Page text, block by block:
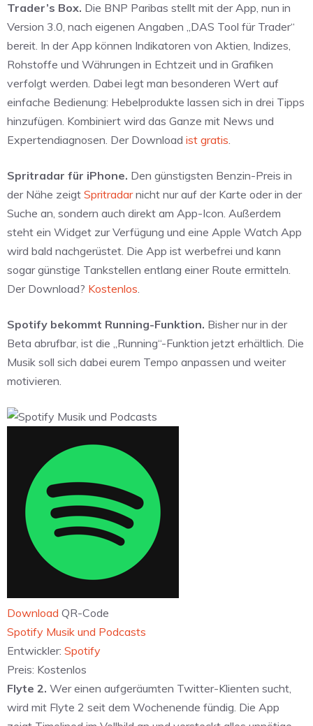
Trader’s Box. Die BNP Paribas stellt mit der App, nun in
Version 3.0, nach eigenen Angaben „DAS Tool für Trader“
bereit. In der App können Indikatoren von Aktien, Indizes,
Rohstoffe und Währungen in Echtzeit und in Grafiken
verfolgt werden. Dabei legt man besonderen Wert auf
einfache Bedienung: Hebelprodukte lassen sich in drei Tipps
hinzufügen. Kombiniert wird das Ganze mit News und
Expertendiagnosen. Der Download ist gratis.
Spritradar für iPhone. Den günstigsten Benzin-Preis in
der Nähe zeigt Spritradarnicht nur auf der Karte oder in der
Suche an, sondern auch direkt am App-Icon. Außerdem
steht ein Widget zur Verfügung und eine Apple Watch App
wird bald nachgerüstet. Die App ist werbefrei und kann
sogar günstige Tankstellen entlang einer Route ermitteln.
Der Download? Kostenlos.
Spotify bekommt Running-Funktion. Bisher nur in der
Beta abrufbar, ist die „Running“-Funktion jetzt erhältlich. Die
Musik soll sich dabei eurem Tempo anpassen und weiter
motivieren.
Download QR-Code
‎Spotify Musik und Podcasts
Entwickler: Spotify
Preis: Kostenlos
Flyte 2. Wer einen aufgeräumten Twitter-Klienten sucht,
wird mit Flyte 2 seit dem Wochenende fündig. Die App